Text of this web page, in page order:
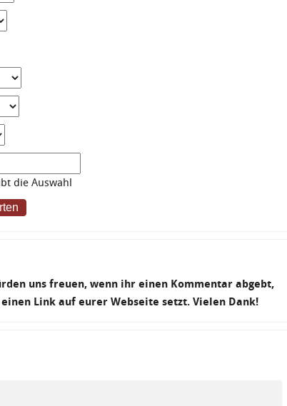
die Auswahl
uns freuen, wenn ihr einen Kommentar abgebt,
Link auf eurer Webseite setzt. Vielen Dank!